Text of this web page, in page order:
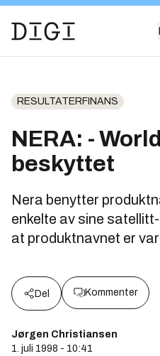
RESULTATERFINANS
NERA: -
beskyttet
Nera benytter
enkelte av sine
at produktnavnet er
Del Kommenter
Jørgen Christiansen
1. juli 1998 - 10:41